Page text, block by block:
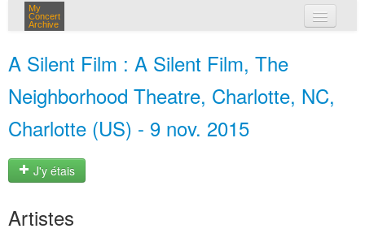
My
Concert
Archive
A Silent Film : A Silent Film, The
Neighborhood Theatre, Charlotte, NC,
Charlotte (US) - 9 nov. 2015
J'y étais
Artistes